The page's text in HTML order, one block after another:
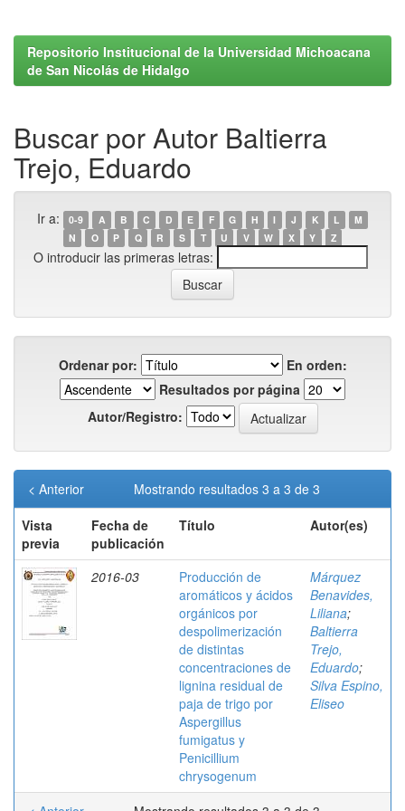
Repositorio Institucional de la Universidad Michoacana
de San Nicolás de Hidalgo
Buscar por Autor Baltierra
Trejo, Eduardo
Ir a: 0-9 A B C D E F G H I J K L
M
N
O P Q R S T U V W X Y Z
O introducir las primeras letras:
Ordenar por:
En orden:
Resultados por página
Autor/Registro:
Mostrando resultados 3 a 3 de 3
< Anterior
Vista
previa
Fecha de
publicación
Título Autor(es)
2016-03
Producción de
aromáticos y ácidos
orgánicos por
despolimerización
de distintas
concentraciones de
lignina residual de
paja de trigo por
Aspergillus
fumigatus y
Penicillium
chrysogenum
Márquez
Benavides,
Liliana;
Baltierra
Trejo,
Eduardo;
Silva Espino,
Eliseo